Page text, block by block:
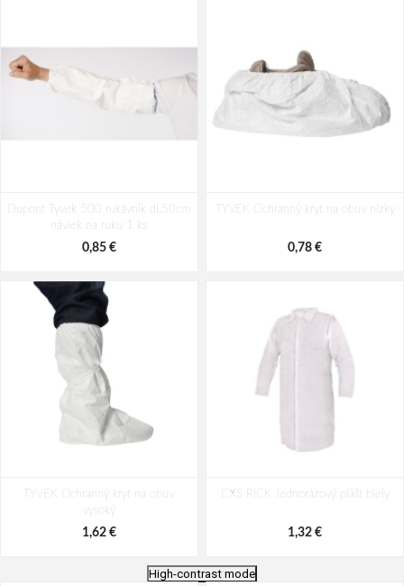
Dupont Tyvek 500 rukávnik dl.50cm
návlek na ruku 1 ks
0,85 €
TYVEK Ochranný kryt na obuv nízky
0,78 €
TYVEK Ochranný kryt na obuv
vysoký
1,62 €
CXS RICK Jednorázový plášť biely
1,32 €
High-contrast mode